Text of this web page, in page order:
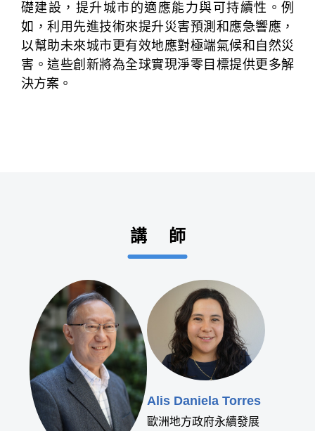
礎建設，提升城市的適應能力與可持續性。例
如，利用先進技術來提升災害預測和應急響應，
以幫助未來城市更有效地應對極端氣候和自然災
害。這些創新將為全球實現淨零目標提供更多解
決方案。
講 師
Alis Daniela Torres
歐洲地方政府永續發展